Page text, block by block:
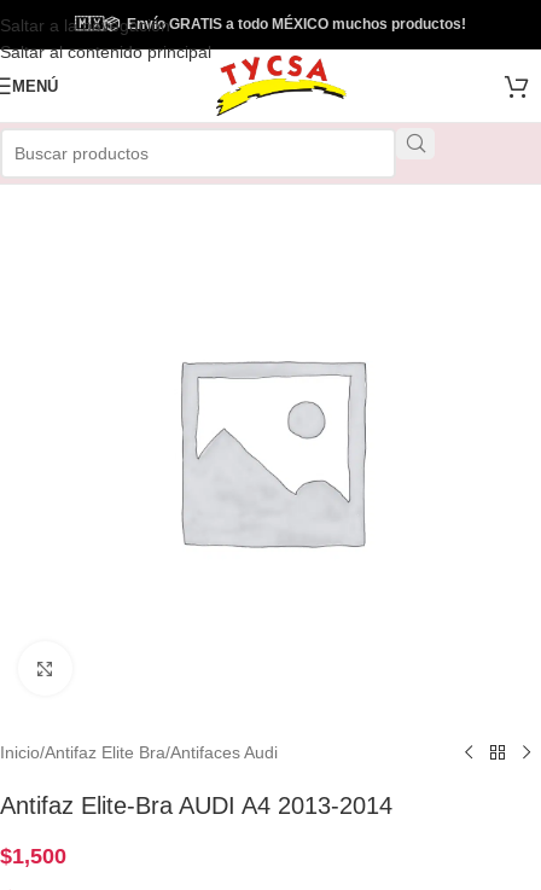
Saltar a la navegación
Saltar al contenido principal
🇲🇽📦Envío GRATIS a todo MÉXICO muchos productos!
MENÚ
Envío Gratis
Inicio/Antifaz Elite Bra/Antifaces Audi
Antifaz Elite-Bra AUDI A4 2013-2014
$1,500